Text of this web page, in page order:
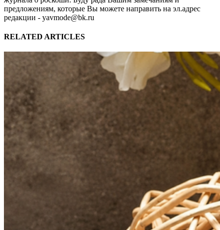
предложениям, которые Вы можете направить на эл.адрес
редакции - yavmode@bk.ru
RELATED ARTICLES